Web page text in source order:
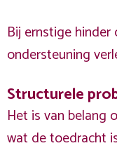
Bij ernstige
ondersteuning
Structurele
Het is van belang
wat de toedracht